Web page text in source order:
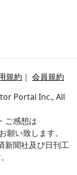
規約 ｜ 会員規約
Portal Inc., All
ご感想は
願い致します。
新聞社及び日刊工